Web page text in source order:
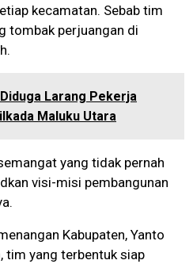
kecamatan. Sebab tim
tombak perjuangan di
Diduga Larang Pekerja
Maluku Utara
yang tidak pernah
visi-misi pembangunan
Kabupaten, Yanto
tim yang terbentuk siap